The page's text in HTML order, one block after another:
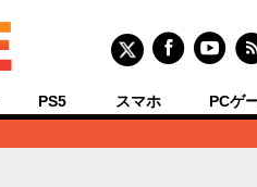
PS5 スマホ PCゲ